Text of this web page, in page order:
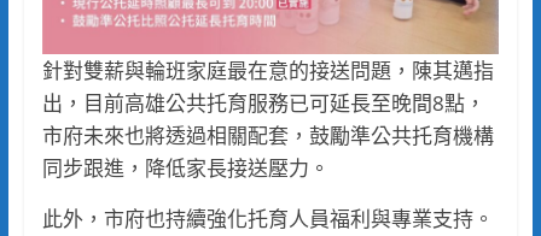
針對雙薪與輪班家庭最在意的接送問題，陳其邁指
出，目前高雄公共托育服務已可延長至晚間8點，
市府未來也將透過相關配套，鼓勵準公共托育機構
同步跟進，降低家長接送壓力。
此外，市府也持續強化托育人員福利與專業支持。